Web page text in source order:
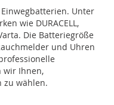
Unter
wie DURACELL,
Die Batteriegröße
und Uhren
wir Ihnen,
zu wählen.